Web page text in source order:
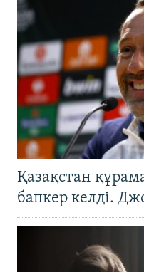
Қазақстан
бапкер келді.